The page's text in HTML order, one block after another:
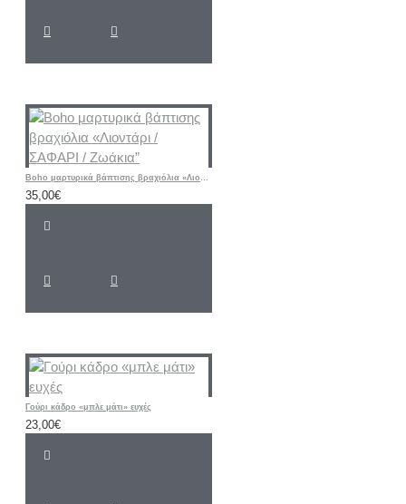
Boho μαρτυρικά βάπτισης βραχιόλια «Λιοντάρι / ΣΑΦΑΡΙ / Ζωάκια”
35,00€
Γούρι κάδρο «μπλε μάτι» ευχές
23,00€